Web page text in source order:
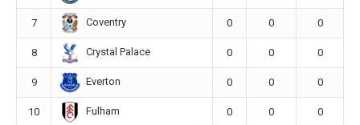
7 Coventry 0 0 0
8 Crystal Palace 0 0 0
9 Everton 0 0 0
10 Fulham 0 0 0